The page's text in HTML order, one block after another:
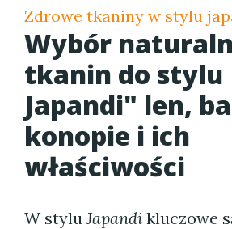
Zdrowe tkaniny w stylu
Wybór
tkanin do stylu
Japandi" len,
konopie i ich
właściwości
W styluJapandi kluczowe